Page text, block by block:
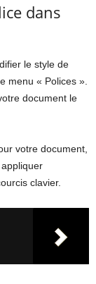
dans
le style de
menu « Polices ».
document le
votre document,
clavier.